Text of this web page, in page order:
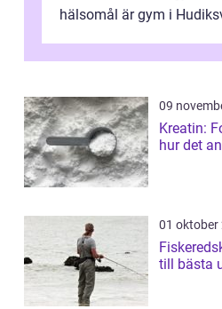
hälsomål är gym i
09
Kreatin:
hur det
01 oktober
till bästa